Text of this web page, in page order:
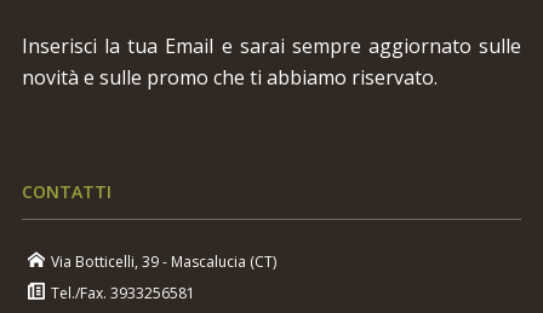
Inserisci la tua Email e sarai sempre aggiornato sulle
novità e sulle promo che ti abbiamo riservato.
CONTATTI
Via Botticelli, 39 - Mascalucia (CT)
Tel./Fax. 3933256581